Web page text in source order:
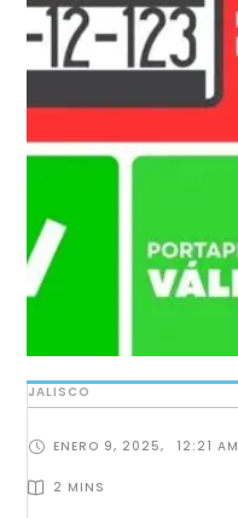
JALISCO
ENERO 9, 2025, 12:21 AM
2 MINS